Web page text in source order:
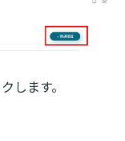
します。